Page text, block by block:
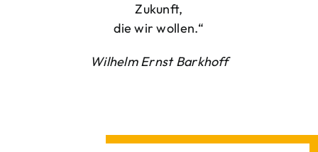
Zukunft,
die wir wollen.“
Wilhelm Ernst Barkhoff